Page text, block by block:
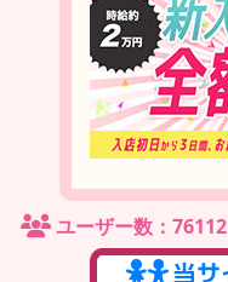
ユーザー数：76112